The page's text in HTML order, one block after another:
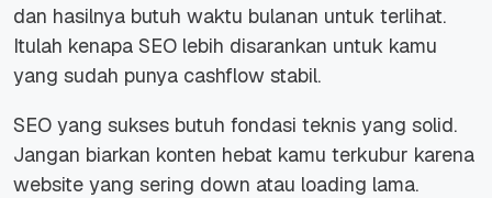
dan hasilnya butuh waktu bulanan untuk terlihat.
Itulah kenapa SEO lebih disarankan untuk kamu
yang sudah punya cashflow stabil.
SEO yang sukses butuh fondasi teknis yang solid.
Jangan biarkan konten hebat kamu terkubur karena
website yang sering down atau loading lama.